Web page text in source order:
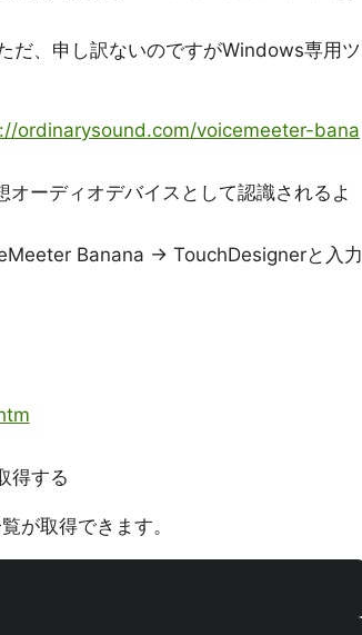
だ、申し訳ないのですがWindows専用ツ
ordinarysound.com/voicemeeter-bana
ーディオデバイスとして認識されるよ
Banana -> TouchDesignerと入力
得する
が取得できます。